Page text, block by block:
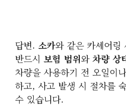
답변. 소카와 같은 카셰어링
반드시 보험 범위와차량 상
차량을 사용하기 전 오일이
하고, 사고 발생 시 절차를
수 있습니다.